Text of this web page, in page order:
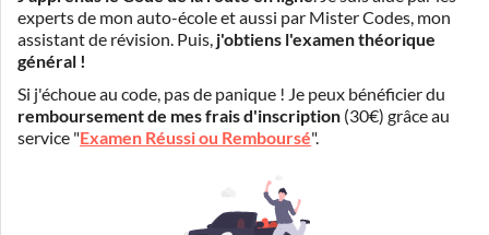
experts de mon auto-école et aussi par Mister Codes, mon
assistant de révision. Puis, j'obtiens l'examen théorique
général !
Si j'échoue au code, pas de panique ! Je peux bénéficier du
remboursement de mes frais d'inscription (30€) grâce au
service "Examen Réussi ou Remboursé".